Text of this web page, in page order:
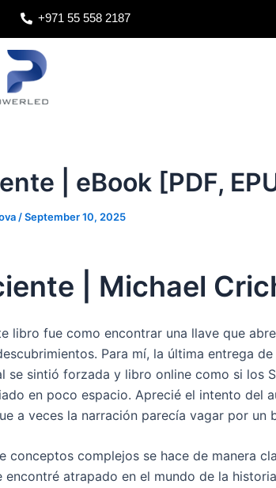
+971 55 558 2187
| eBook [PDF,
/September 10, 2025
| Michael
libro fue como encontrar una llave que
Para mí, la última entrega
se sintió forzada y libro online​ como si los
en poco espacio. Aprecié el intento del
a veces la narración parecía vagar por un
conceptos complejos se hace de manera
encontré atrapado en el mundo de la